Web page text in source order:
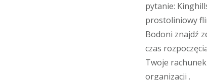
pytanie:
prostoliniowy
Bodoni znajdź
czas
Twoje
organizacji .